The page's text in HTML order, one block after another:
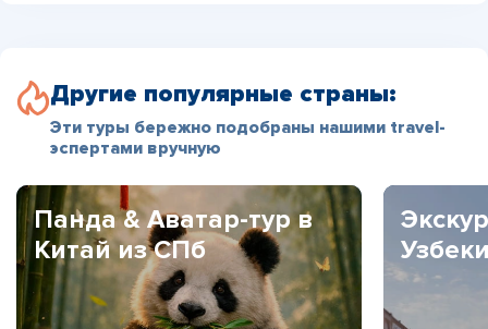
Другие популярные страны:
Эти туры бережно подобраны нашими travel-
эспертами вручную
Панда & Аватар-тур в
Китай из СПб